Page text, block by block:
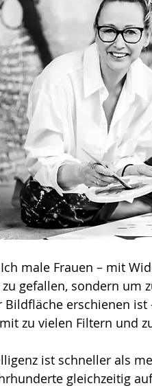
male Frauen – mit
gefallen, sondern um
Bildfläche erschienen
zu vielen Filtern und
ist schneller als
gleichzeitig